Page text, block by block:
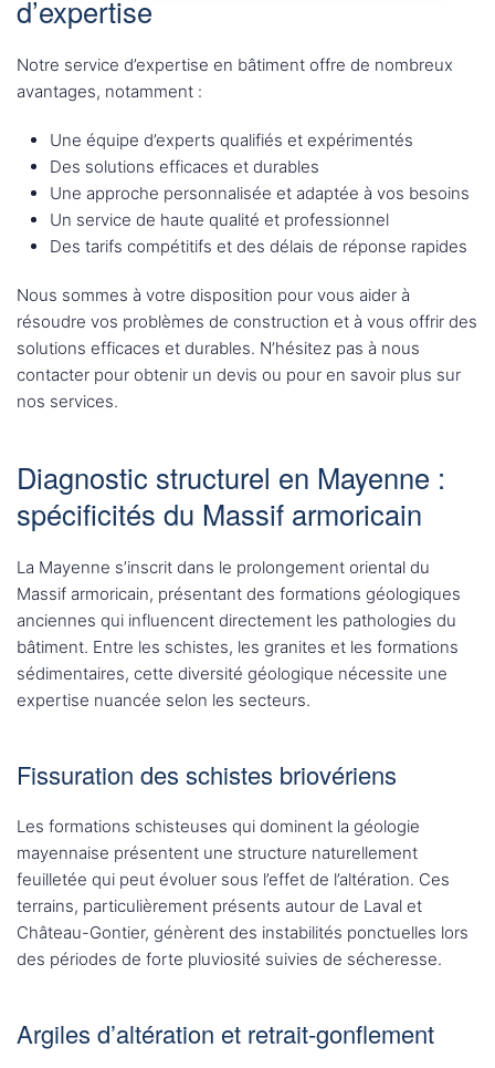
d’expertise
Notre service d’expertise en bâtiment offre de nombreux
avantages, notamment :
Une équipe d’experts qualifiés et expérimentés
Des solutions efficaces et durables
Une approche personnalisée et adaptée à vos besoins
Un service de haute qualité et professionnel
Des tarifs compétitifs et des délais de réponse rapides
Nous sommes à votre disposition pour vous aider à
résoudre vos problèmes de construction et à vous offrir des
solutions efficaces et durables. N’hésitez pas à nous
contacter pour obtenir un devis ou pour en savoir plus sur
nos services.
Diagnostic structurel en Mayenne :
spécificités du Massif armoricain
La Mayenne s’inscrit dans le prolongement oriental du
Massif armoricain, présentant des formations géologiques
anciennes qui influencent directement les pathologies du
bâtiment. Entre les schistes, les granites et les formations
sédimentaires, cette diversité géologique nécessite une
expertise nuancée selon les secteurs.
Fissuration des schistes briovériens
Les formations schisteuses qui dominent la géologie
mayennaise présentent une structure naturellement
feuilletée qui peut évoluer sous l’effet de l’altération. Ces
terrains, particulièrement présents autour de Laval et
Château-Gontier, génèrent des instabilités ponctuelles lors
des périodes de forte pluviosité suivies de sécheresse.
Argiles d’altération et retrait-gonflement